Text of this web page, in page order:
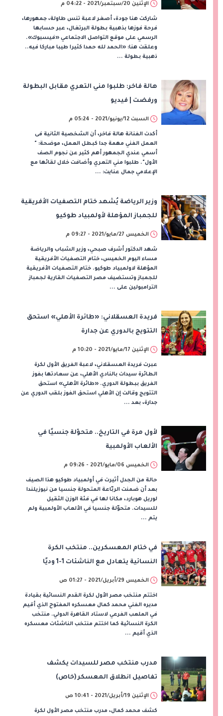
الإثنين 20/سبتمبر/2021 - 04:22 م
شاركت هنا جودة، أصغر لاعبة تنس طاولة، جمهورها،
فرحة فوزها بذهبية بطولة البرتغال، عبر حسابها
الرسمي على موقع التواصل الاجتماعي «فيسبوك».
وعلقت هنا: «الحمد لله حمدا كثيرا طيبا مباركا فيه..
ذهبية بطولة ...
هالة فاخر: طلبوا مني التعري مقابل البطولة
ورفضت | فيديو
السبت 12/يونيو/2021 - 05:24 م
أكدت الفنانة هالة فاخر، أن الشخصية الثانية فى
العمل الفني مهمة جدا كبطل العمل، موضحة: "
أسمي عندي الجمهور أهم كثير عن نجوم الصف
الأول". طلبوا مني التعري وأضافت خلال لقائها مع
الإعلامي جمال عنايت: ...
وزير الرياضة يُشهد ختام التصفيات الأفريقية
للجمباز المؤهلة لأولمبياد طوكيو
الخميس 27/مايو/2021 - 09:27 م
شهد الدكتور أشرف صبحي، وزير الشباب والرياضة
مساء اليوم الخميس، ختام التصفيات الأفريقية
المؤهلة لاولمبياد طوكيو. ختام التصفيات الأفريقية
للجمباز وتستضيف مصر التصفيات القارية لجمباز
الترامبولين على ...
فريدة العسقلاني: «طائرة الأهلي» استحق
التتويج بالدوري عن جدارة
الإثنين 17/مايو/2021 - 10:20 م
عبرت فريدة العسقلاني، لاعبة الفريق الأول لكرة
الطائرة سيدات بالنادي الأهلي، عن سعادتها بفوز
الفريق ببطولة الدوري. «طائرة الأهلي» استحق
التتويج وقالت إن الأهلي استحق الفوز بلقب الدوري عن
جدارة، بعد ...
لأول مرة في التاريخ.. متحوّلة جنسيًا في
الألعاب الأولمبية
الخميس 06/مايو/2021 - 09:26 م
حالة من الجدل أثيرت في أولمبياد طوكيو هذا الصيف
بعد أن ضمنت الربّاعة المتحولة جنسيا من نيوزيلندا
لوريل هوبارد، مكانا لها في فئة الوزن الثقيل
للسيدات. متحوّلة جنسيا في الألعاب الأولمبية ولم
يتم ...
في ختام المعسكرين.. منتخب الكرة
النسائية يتعادل مع الناشئات 1-1 وديًا
الخميس 29/أبريل/2021 - 01:27 ص
اختتم منتخب مصر الأول لكرة القدم النسائية بقيادة
مديره الفني محمد كمال معسكره المفتوح الذي أقيم
في الملعب الفرعي لاستاد القاهرة الدولي. منتخب
الكرة النسائية كما اختتم منتخب الناشئات معسكره
الذي أقيم ...
مدرب منتخب مصر للسيدات يكشف
تفاصيل انطلاق المعسكر (خاص)
الإثنين 19/أبريل/2021 - 10:41 ص
كشف محمد كمال، مدرب منتخب مصر الأول لكرة